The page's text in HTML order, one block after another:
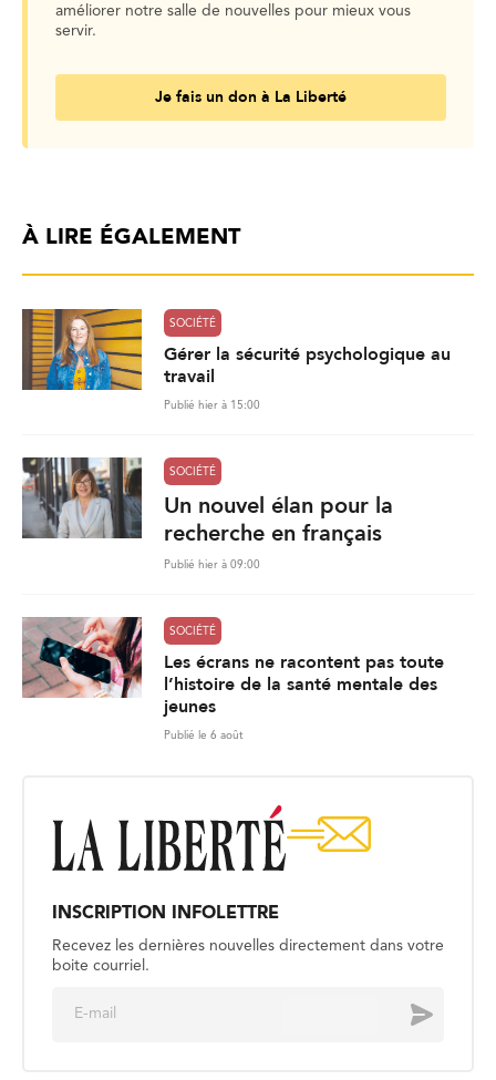
améliorer notre salle de nouvelles pour mieux vous
servir.
Je fais un don à La Liberté
À LIRE ÉGALEMENT
SOCIÉTÉ
Gérer la sécurité psychologique au
travail
Publié hier à 15:00
SOCIÉTÉ
Un nouvel élan pour la
recherche en français
Publié hier à 09:00
SOCIÉTÉ
Les écrans ne racontent pas toute
l’histoire de la santé mentale des
jeunes
Publié le 6 août
INSCRIPTION INFOLETTRE
Recevez les dernières nouvelles directement dans votre
boite courriel.
Envoyer